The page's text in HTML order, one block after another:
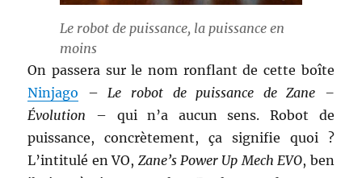
Le robot de puissance, la puissance en
moins
On passera sur le nom ronflant de cette boîte
Ninjago – Le robot de puissance de Zane –
Évolution – qui n’a aucun sens. Robot de
puissance, concrètement, ça signifie quoi ?
L’intitulé en VO, Zane’s Power Up Mech EVO, ben